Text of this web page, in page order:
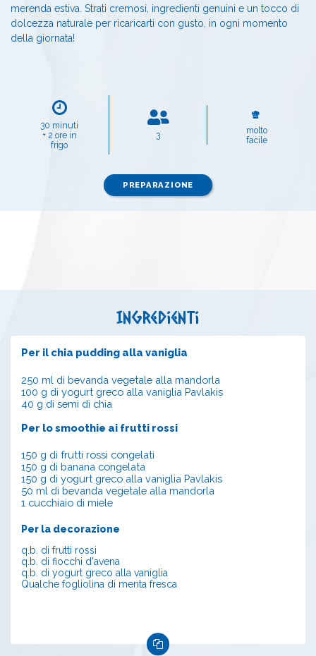
merenda estiva. Strati cremosi, ingredienti genuini e un tocco di
dolcezza naturale per ricaricarti con gusto, in ogni momento
della giornata!
30 minuti
+ 2 ore in
frigo
3
molto
facile
PREPARAZIONE
Ingredienti
Per il chia pudding alla vaniglia
250 ml di bevanda vegetale alla mandorla
100 g di yogurt greco alla vaniglia Pavlakis
40 g di semi di chia
Per lo smoothie ai frutti rossi
150 g di frutti rossi congelati
150 g di banana congelata
150 g di yogurt greco alla vaniglia Pavlakis
50 ml di bevanda vegetale alla mandorla
1 cucchiaio di miele
Per la decorazione
q.b. di frutti rossi
q.b. di fiocchi d'avena
q.b. di yogurt greco alla vaniglia
Qualche fogliolina di menta fresca